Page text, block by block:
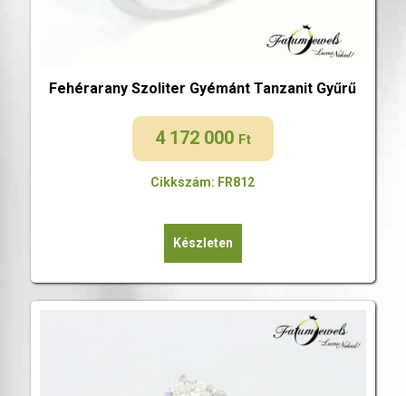
Fehérarany Szoliter Gyémánt Tanzanit Gyűrű
4 172 000 Ft
Cikkszám: FR812
Készleten